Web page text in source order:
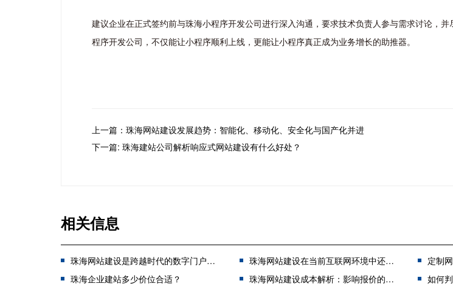
建议企业在正式签约前与珠海小程序开发公司进行深入沟通，要求技术负责人参与需求讨论，
程序开发公司，不仅能让小程序顺利上线，更能让小程序真正成为业务增长的助推器。
上一篇：珠海网站建设发展趋势：智能化、移动化、安全化与国产化并进
下一篇: 珠海建站公司解析响应式网站建设有什么好处？
相关信息
珠海网站建设是跨越时代的数字门户，仍然有着重要意义 珠海网站建设在当前互联网环境中还存在意义吗？是否还需要做网站呢？ 定制网站
珠海企业建站多少价位合适？
珠海网站建设成本解析：影响报价的核心因素 如何判断